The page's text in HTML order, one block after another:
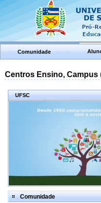
Comunidade
Centros Ensino,
UFSC
Comunidade